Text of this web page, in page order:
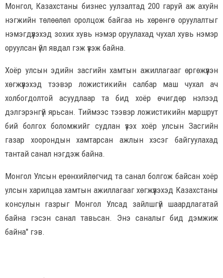
Монгол, Казахстаны бизнес уулзалтад 200 гаруй аж ахуйн
нэгжийн төлөөлөл оролцож байгаа нь хөрөнгө оруулалтыг
нэмэгдүүлэхэд зохих хувь нэмэр оруулахад чухал хувь нэмэр
оруулсан үйл явдал гэж үзэж байна.
Хоёр улсын эдийн засгийн хамтын ажиллагааг өргөжүүлэн
хөгжүүлэхэд тээвэр ложистикийн салбар маш чухал ач
холбогдолтой асуудлаар та бид хоёр өчигдөр нэлээд
дэлгэрэнгүй ярьсан. Тиймээс тээвэр ложистикийн маршрут
бий болгох боломжийг судлан үзэх хоёр улсын Засгийн
газар хоорондын хамтарсан ажлын хэсэг байгуулахад
тантай санал нэгдэж байна.
Монгол Улсын ерөнхийлөгчид та санал болгож байсан хоёр
улсын харилцаа хамтын ажиллагааг хөгжүүлэхэд Казахстаны
консулын газрыг Монгол Улсад зайлшгүй шаардлагатай
байна гэсэн санал тавьсан. Энэ саналыг бид дэмжиж
байна" гэв.